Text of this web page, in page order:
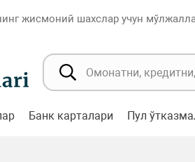
жисмоний шахслар учун
Банк карталари Пул